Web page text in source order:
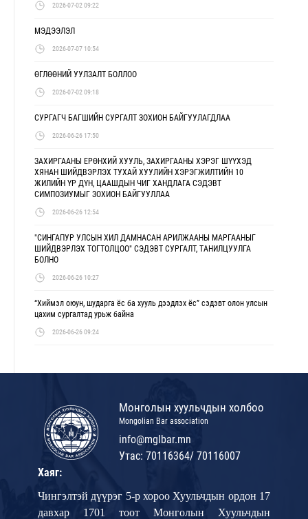
2026-07-02 09:22
МЭДЭЭЛЭЛ
2026-07-07 10:54
ӨГЛӨӨНИЙ УУЛЗАЛТ БОЛЛОО
2026-07-02 09:18
СУРГАГЧ БАГШИЙН СУРГАЛТ ЗОХИОН БАЙГУУЛАГДЛАА
2026-06-26 17:50
ЗАХИРГААНЫ ЕРӨНХИЙ ХУУЛЬ, ЗАХИРГААНЫ ХЭРЭГ ШҮҮХЭД
ХЯНАН ШИЙДВЭРЛЭХ ТУХАЙ ХУУЛИЙН ХЭРЭГЖИЛТИЙН 10
ЖИЛИЙН ҮР ДҮН, ЦААШДЫН ЧИГ ХАНДЛАГА СЭДЭВТ
СИМПОЗИУМЫГ ЗОХИОН БАЙГУУЛЛАА
2026-06-26 12:54
"СИНГАПУР УЛСЫН ХИЛ ДАМНАСАН АРИЛЖААНЫ МАРГААНЫГ
ШИЙДВЭРЛЭХ ТОГТОЛЦОО" СЭДЭВТ СУРГАЛТ, ТАНИЛЦУУЛГА
БОЛНО
2026-06-26 10:27
“Хиймэл оюун, шударга ёс ба хууль дээдлэх ёс” сэдэвт олон улсын
цахим сургалтад урьж байна
2026-06-26 09:24
Монголын хуульчдын холбоо
Mongolian Bar association
info@mglbar.mn
Утас: 70116364/ 70116007
Хаяг:
Чингэлтэй дүүрэг 5-р хороо Хуульчдын ордон 17
давхар 1701 тоот Монголын Хуульчдын